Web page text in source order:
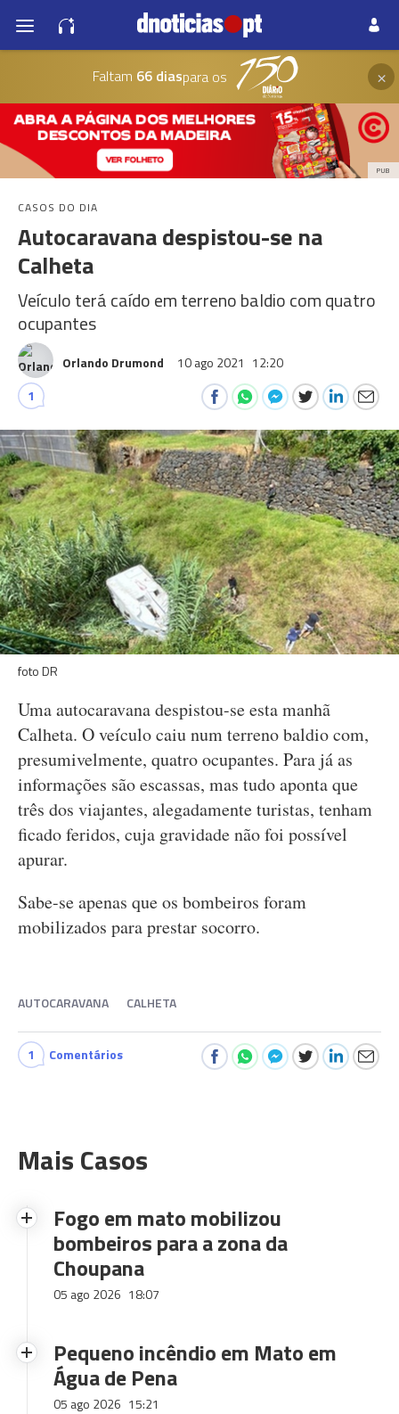
Faltam 66 diaspara os ×
PUB
CASOS DO DIA
Autocaravana despistou-se na
Calheta
Veículo terá caído em terreno baldio com quatro
ocupantes
Orlando Drumond 10 ago 2021 12:20
1
foto DR
Uma autocaravana despistou-se esta manhã
Calheta. O veículo caiu num terreno baldio com,
presumivelmente, quatro ocupantes. Para já as
informações são escassas, mas tudo aponta que
três dos viajantes, alegadamente turistas, tenham
ficado feridos, cuja gravidade não foi possível
apurar.
Sabe-se apenas que os bombeiros foram
mobilizados para prestar socorro.
AUTOCARAVANA CALHETA
1 Comentários
Mais Casos
Fogo em mato mobilizou
bombeiros para a zona da
Choupana
05 ago 2026 18:07
Pequeno incêndio em Mato em
Água de Pena
05 ago 2026 15:21